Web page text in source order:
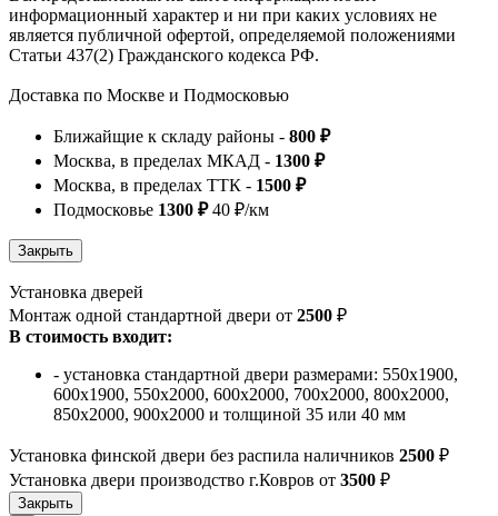
информационный характер и ни при каких условиях не
является публичной офертой, определяемой положениями
Статьи 437(2) Гражданского кодекса РФ.
Доставка по Москве и Подмосковью
Ближайщие к складу районы - 800 ₽
Москва, в пределах МКАД - 1300 ₽
Москва, в пределах ТТК - 1500 ₽
Подмосковье 1300 ₽40 ₽/км
Установка дверей
Монтаж одной стандартной двери от 2500 ₽
В стоимость входит:
- установка стандартной двери размерами: 550х1900,
600х1900, 550х2000, 600х2000, 700х2000, 800х2000,
850х2000, 900х2000 и толщиной 35 или 40 мм
Установка финской двери без распила наличников 2500 ₽
Установка двери производство г.Ковров от 3500 ₽